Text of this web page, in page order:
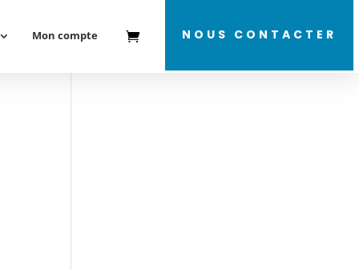
NOUS CONTACTER
Mon compte